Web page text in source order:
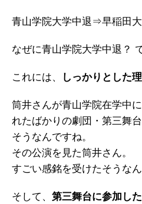
青山学院大学中退⇒早稲田
なぜに青山学院大学中退？
これには、 しっかりとした
筒井さんが青山学院在学中
れたばかりの劇団・第三舞
そうなんですね。
その公演を見た筒井さん。
すごい感銘を受けたそうなん
そして、 第三舞台に参加し